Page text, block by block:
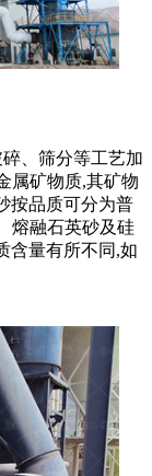
碎、筛分等工艺加
属矿物质,其矿物
按品质可分为普
熔融石英砂及硅
含量有所不同,如